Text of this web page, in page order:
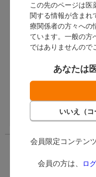
この先のページは医
関する情報が含まれ
療関係者の方々への
ています。一般の方
ではありませんので
あなたは
会員限定コンテン
会員の方は、
ロ
ハイラック
2,695 （税
込）
※実際の価格は
なる場合があり
す。
※メーカー・一
さい。